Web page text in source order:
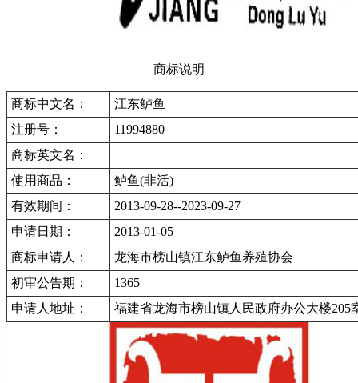
商标说明
商标中文名：
江东鲈鱼
注册号：
11994880
商标英文名：
使用商品：
鲈鱼(非活)
有效期间：
2013-09-28--2023-09-27
申请日期：
2013-01-05
商标申请人：
龙海市榜山镇江东鲈鱼养殖协会
初审公告期：
1365
申请人地址：
福建省龙海市榜山镇人民政府办公大楼205